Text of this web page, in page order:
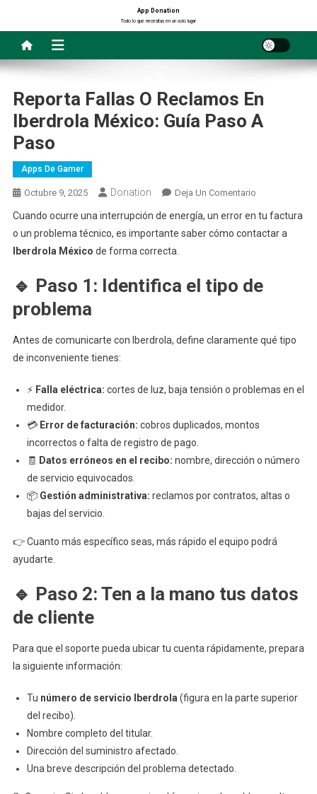
contenido
App Donation
Todo lo que necesitas en un solo lugar
Reporta Fallas O Reclamos En
Iberdrola México: Guía Paso A
Paso
Apps De Gamer
Octubre 9, 2025 Donation Deja Un ComentarioEn
Iberdrola
Paso
Cuando ocurre una interrupción de energía, un error en tu factura
o un problema técnico, es importante saber cómo contactar a
Iberdrola México de forma correcta.
🔹 Paso 1: Identifica el tipo de
problema
Antes de comunicarte con Iberdrola, define claramente qué tipo
de inconveniente tienes:
⚡ Falla eléctrica: cortes de luz, baja tensión o problemas en el
medidor.
💳 Error de facturación: cobros duplicados, montos
incorrectos o falta de registro de pago.
🧾 Datos erróneos en el recibo: nombre, dirección o número
de servicio equivocados.
📦 Gestión administrativa: reclamos por contratos, altas o
bajas del servicio.
👉 Cuanto más específico seas, más rápido el equipo podrá
ayudarte.
🔹 Paso 2: Ten a la mano tus datos
de cliente
Para que el soporte pueda ubicar tu cuenta rápidamente, prepara
la siguiente información:
Tu número de servicio Iberdrola (figura en la parte superior
del recibo).
Nombre completo del titular.
Dirección del suministro afectado.
Una breve descripción del problema detectado.